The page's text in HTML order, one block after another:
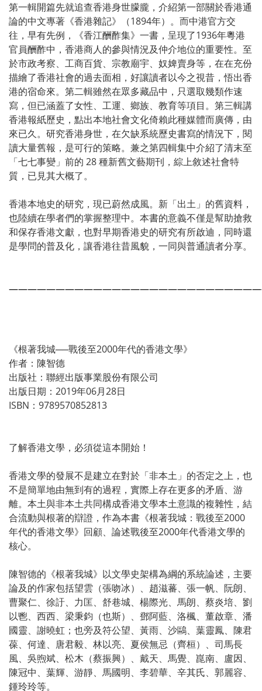
第一輯開篇先就追查香港身世朦朧，介紹第一部關於香港通
論的中文專著《香港雜記》（1894年）。而中港官方交
往，早有先例，《香江酬酢集》一書，呈現了1936年粵港
官員酬酢中，香港商人的參與情況及仲介地位的重要性。至
於市政考察、工商百貨、宗教廟宇、奴婢賣身等，在在充份
描繪了香港社會的過去面相，好讓讀者以今之視昔，悟出香
港的宿命來。第二輯雖然在眾多藏品中，只選取幾類作速
寫，但已涵蓋了女性、工運、鄉族、教育等項目。第三輯講
香港報紙歷史，點出本地社會文化倚賴此種媒體而廣傳，由
來已久。研究香港身世，在欠缺系統歷史書寫的情況下，閱
讀大量舊報，是可行的策略。兼之第四輯集中介紹了清末至
「七七事變」前的 28 種新舊文藝期刊，綜上敘述社會特
質，已見其大概了。
香港本地史的研究，現已蔚然成風。新「出土」的舊資料，
也陸續在學者們的掌握整理中。本書的意義不僅是幫助搶救
和保存香港文獻，也對早期香港史的研究有所啟迪，同時還
是學問的普及化，讓香港往昔風貌，一同與普通讀者分享。
《根著我城──戰後至2000年代的香港文學》
作者：陳智德
出版社：聯經出版事業股份有限公司
出版日期：2019年06月28日
ISBN：9789570852813
了解香港文學，必須從這本開始！
香港文學的發展不是建立在對於「非本土」的否定之上，也
不是簡單地由無到有的過程，實際上存在更多的矛盾、游
離。本土與非本土共同構成香港文學本土意識的複雜性，結
合流動與根著的辯證，作為本書《根著我城：戰後至2000
年代的香港文學》回顧、論述戰後至2000年代香港文學的
核心。
陳智德的《根著我城》以文學史架構為綱的系統論述，主要
論及的作家包括望雲（張吻冰）、趙滋蕃、張一帆、阮朗、
曹聚仁、徐訏、力匡、舒巷城、楊際光、馬朗、蔡炎培、劉
以鬯、西西、梁秉鈞（也斯）、鄧阿藍、洛楓、董啟章、潘
國靈、謝曉虹；也旁及符公望、黃雨、沙鷗、葉靈鳳、陳君
葆、何達、唐君毅、林以亮、夏侯無忌（齊桓）、司馬長
風、吳煦斌、松木（蔡振興）、戴天、馬覺、崑南、盧因、
陳冠中、葉輝、游靜、馬國明、李碧華、辛其氏、郭麗容、
鍾玲玲等。